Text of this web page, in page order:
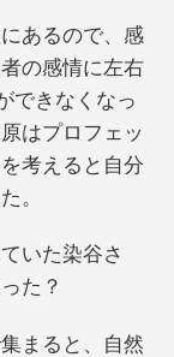
あるので、感
の感情に左右
できなくなっ
はプロフェッ
考えると自分
。
いた染谷さ
た？
まると、自然